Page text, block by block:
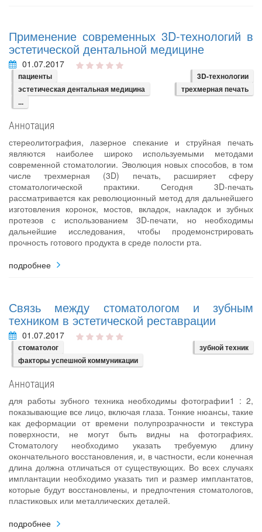
Применение современных 3D-технологий в
эстетической дентальной медицине
01.07.2017
пациенты
3D-технологии
эстетическая дентальная медицина
трехмерная печать
...
Аннотация
стереолитография, лазерное спекание и струйная печать
являются наиболее широко используемыми методами
современной стоматологии. Эволюция новых способов, в том
числе трехмерная (3D) печать, расширяет сферу
стоматологической практики. Сегодня 3D-печать
рассматривается как революционный метод для дальнейшего
изготовления коронок, мостов, вкладок, накладок и зубных
протезов с использованием 3D-печати, но необходимы
дальнейшие исследования, чтобы продемонстрировать
прочность готового продукта в среде полости рта.
подробнее
Связь между стоматологом и зубным
техником в эстетической реставрации
01.07.2017
стоматолог
зубной техник
факторы успешной коммуникации
Аннотация
для работы зубного техника необходимы фотографии1 : 2,
показывающие все лицо, включая глаза. Тонкие нюансы, такие
как деформации от времени полупрозрачности и текстура
поверхности, не могут быть видны на фотографиях.
Стоматологу необходимо указать требуемую длину
окончательного восстановления, и, в частности, если конечная
длина должна отличаться от существующих. Во всех случаях
имплантации необходимо указать тип и размер имплантатов,
которые будут восстановлены, и предпочтения стоматологов,
пластиковых или металлических деталей.
подробнее